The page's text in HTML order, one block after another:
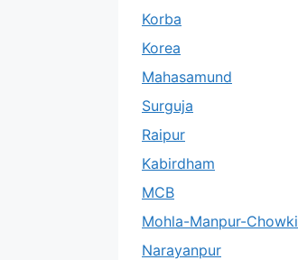
Korba
Korea
Mahasamund
Surguja
Raipur
Kabirdham
MCB
Mohla-Manpur-Chowki
Narayanpur